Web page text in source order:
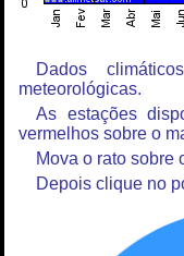
Dados
meteorológicas.
As estações
vermelhos sobre o
Mova o rato sobre
Depois clique no